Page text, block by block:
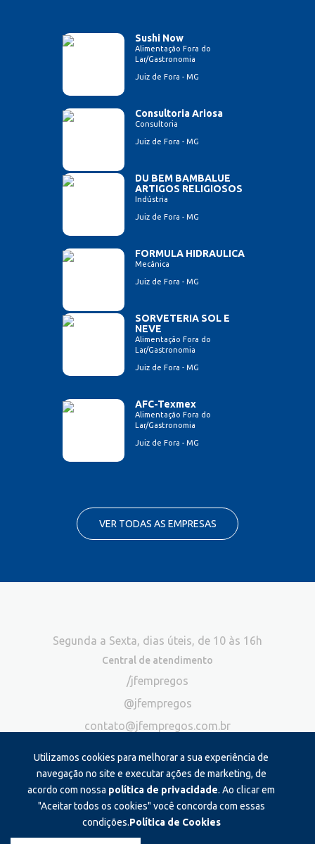
Sushi Now
Alimentação Fora do
Lar/Gastronomia
Juiz de Fora - MG
Consultoria Ariosa
Consultoria
Juiz de Fora - MG
DU BEM BAMBALUE
ARTIGOS RELIGIOSOS
Indústria
Juiz de Fora - MG
FORMULA HIDRAULICA
Mecânica
Juiz de Fora - MG
SORVETERIA SOL E
NEVE
Alimentação Fora do
Lar/Gastronomia
Juiz de Fora - MG
AFC-Texmex
Alimentação Fora do
Lar/Gastronomia
Juiz de Fora - MG
VER TODAS AS EMPRESAS
Utilizamos cookies para melhorar a sua experiência de
navegação no site e executar ações de marketing, de
acordo com nossa política de privacidade. Ao clicar em
"Aceitar todos os cookies" você concorda com essas
condições.Política de Cookies
Segunda a Sexta, dias úteis, de 10 às 16h
Central de atendimento
/jfempregos
@jfempregos
contato@jfempregos.com.br
Publicidade
*Exclusivo para atendimento via chat. Não atendemos ligações neste
canal
Produzido e administrado por: